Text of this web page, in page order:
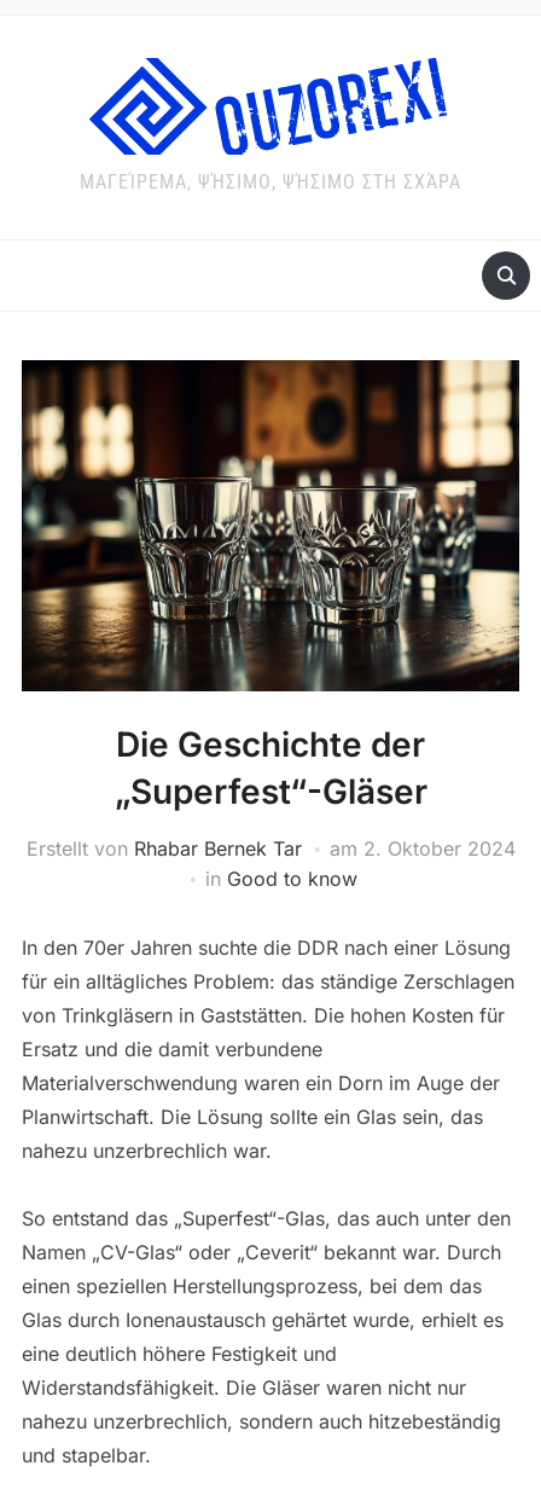
ΜΑΓΕΊΡΕΜΑ, ΨΉΣΙΜΟ, ΨΉΣΙΜΟ ΣΤΗ ΣΧΆΡΑ
Die Geschichte der
„Superfest“-Gläser
Erstellt von Rhabar Bernek Tar am 2. Oktober 2024
in Good to know
In den 70er Jahren suchte die DDR nach einer Lösung
für ein alltägliches Problem: das ständige Zerschlagen
von Trinkgläsern in Gaststätten. Die hohen Kosten für
Ersatz und die damit verbundene
Materialverschwendung waren ein Dorn im Auge der
Planwirtschaft. Die Lösung sollte ein Glas sein, das
nahezu unzerbrechlich war.
So entstand das „Superfest“-Glas, das auch unter den
Namen „CV-Glas“ oder „Ceverit“ bekannt war. Durch
einen speziellen Herstellungsprozess, bei dem das
Glas durch Ionenaustausch gehärtet wurde, erhielt es
eine deutlich höhere Festigkeit und
Widerstandsfähigkeit. Die Gläser waren nicht nur
nahezu unzerbrechlich, sondern auch hitzebeständig
und stapelbar.